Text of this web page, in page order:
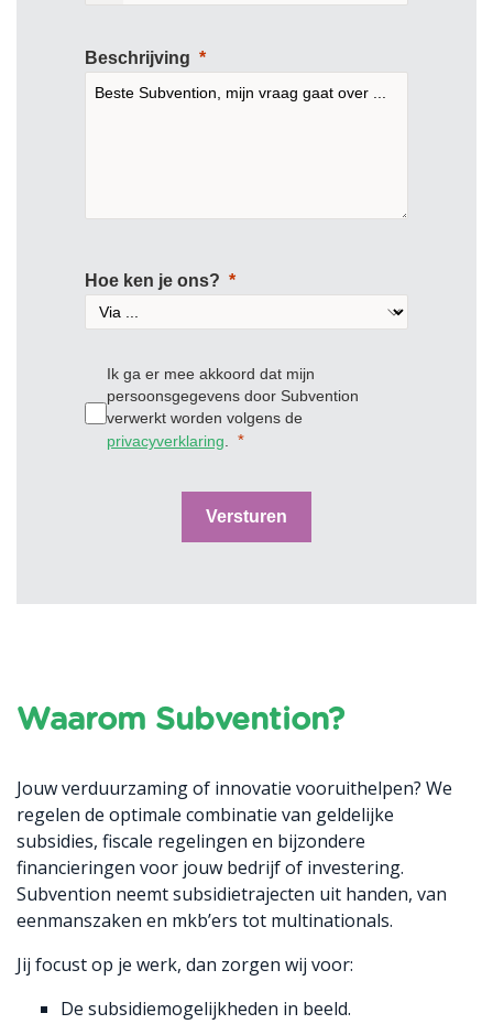
Beschrijving
Hoe ken je ons?
Ik ga er mee akkoord dat mijn
persoonsgegevens door Subvention
verwerkt worden volgens de
privacyverklaring.
Versturen
Waarom Subvention?
Jouw verduurzaming of innovatie vooruithelpen? We
regelen de optimale combinatie van geldelijke
subsidies, fiscale regelingen en bijzondere
financieringen voor jouw bedrijf of investering.
Subvention neemt subsidietrajecten uit handen, van
eenmanszaken en mkb’ers tot multinationals.
Jij focust op je werk, dan zorgen wij voor:
De subsidiemogelijkheden in beeld.